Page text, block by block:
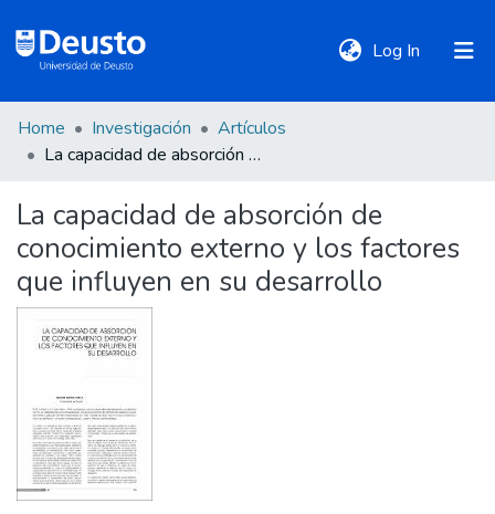
Log In (current)
DeustoTeka
Communities
&
Collections
All of DSpace
Statistics
Policies
Home Investigación
Artículos
La capacidad de absorción de conocimiento externo y los factores que influyen en su desarrollo
La capacidad de absorción de
conocimiento externo y los factores
que influyen en su desarrollo